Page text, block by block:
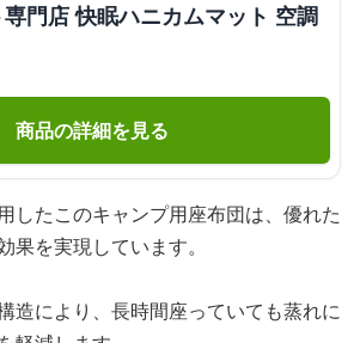
門店 快眠ハニカムマット 空調
商品の詳細を見る
したこのキャンプ用座布団は、優れた
果を実現しています。
造により、長時間座っていても蒸れに